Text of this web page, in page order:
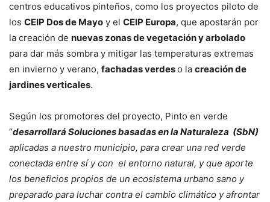
centros educativos pinteños, como los proyectos piloto de
los CEIP Dos de Mayo y el CEIP Europa, que apostarán por
la creación de nuevas zonas de vegetación y arbolado
para dar más sombra y mitigar las temperaturas extremas
en invierno y verano, fachadas verdeso la creación de
jardines verticales.
Según los promotores del proyecto, Pinto en verde
“desarrollará Soluciones basadas en la Naturaleza (SbN)
aplicadas a nuestro municipio, para crear una red verde
conectada entre sí y con el entorno natural, y que aporte
los beneficios propios de un ecosistema urbano sano y
preparado para luchar contra el cambio climático y afrontar